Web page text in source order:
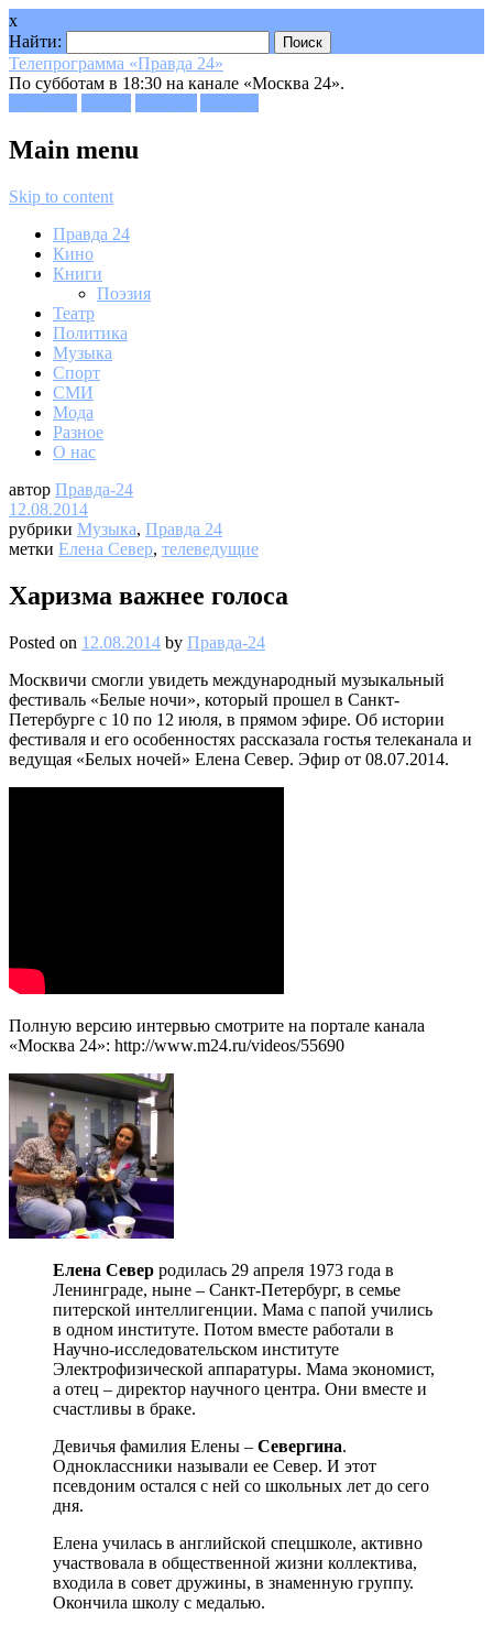
x
Найти:
Телепрограмма «Правда 24»
По субботам в 18:30 на канале «Москва 24».
Main menu
Skip to content
Правда 24
Кино
Книги
Поэзия
Театр
Политика
Музыка
Спорт
СМИ
Мода
Разное
О нас
автор Правда-24
12.08.2014
рубрики Музыка, Правда 24
метки Елена Север, телеведущие
Харизма важнее голоса
Posted on 12.08.2014 by Правда-24
Москвичи смогли увидеть международный музыкальный
фестиваль «Белые ночи», который прошел в Санкт-
Петербурге с 10 по 12 июля, в прямом эфире. Об истории
фестиваля и его особенностях рассказала гостья телеканала и
ведущая «Белых ночей» Елена Север. Эфир от 08.07.2014.
Полную версию интервью смотрите на портале канала
«Москва 24»: http://www.m24.ru/videos/55690
Елена Север родилась 29 апреля 1973 года в
Ленинграде, ныне – Санкт-Петербург, в семье
питерской интеллигенции. Мама с папой учились
в одном институте. Потом вместе работали в
Научно-исследовательском институте
Электрофизической аппаратуры. Мама экономист,
а отец – директор научного центра. Они вместе и
счастливы в браке.
Девичья фамилия Елены – Севергина.
Одноклассники называли ее Север. И этот
псевдоним остался с ней со школьных лет до сего
дня.
Елена училась в английской спецшколе, активно
участвовала в общественной жизни коллектива,
входила в совет дружины, в знаменную группу.
Окончила школу с медалью.